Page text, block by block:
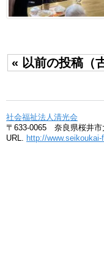
« 以前の投稿（
社会福祉法人清光会
〒633-0065 奈良県桜井市
URL.
http://